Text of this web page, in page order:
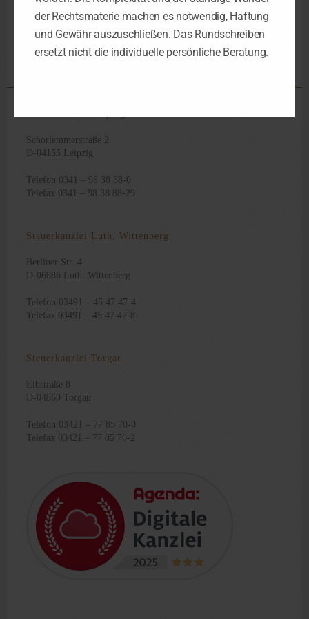
§ 8 Gewstg
Schorlemmerstraße 2
D-04155 Leipzig
Telefon 0341 – 98 38 88-0
Telefax 0341 – 98 38 88-29
Steuerkanzlei Luth. Wittenberg
Berliner Str. 4
D-06886 Luth. Wittenberg
Telefon 03491 – 45 47 47-4
Telefax 03491 – 45 47 47-8
Steuerkanzlei Torgau
Elbstraße 8
D-04860 Torgau
Telefon 03421 – 77 85 70-0
Telefax 03421 – 77 85 70-2
der Rechtsmaterie machen es notwendig, Haftung
und Gewähr auszuschließen. Das Rundschreiben
ersetzt nicht die individuelle persönliche Beratung.